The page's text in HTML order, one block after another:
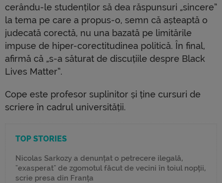
cerându-le studenților să dea răspunsuri „sincere”
la tema pe care a propus-o, semn că așteaptă o
judecată corectă, nu una bazată pe limitările
impuse de hiper-corectitudinea politică. În final,
afirmă că „s-a săturat de discuțiile despre Black
Lives Matter”.
Cope este profesor suplinitor și ține cursuri de
scriere în cadrul universității.
TOP STORIES
Nicolas Sarkozy a denunțat o petrecere ilegală,
"exasperat" de zgomotul făcut de vecini în toiul nopții,
scrie presa din Franța